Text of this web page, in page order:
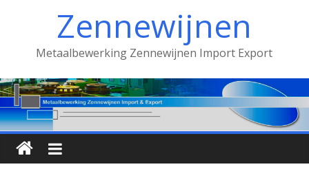
Zennewijnen
Metaalbewerking Zennewijnen Import Export